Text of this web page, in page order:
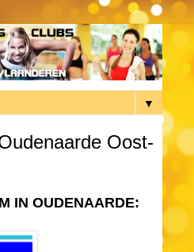
▼
Oost-
IN OUDENAARDE: